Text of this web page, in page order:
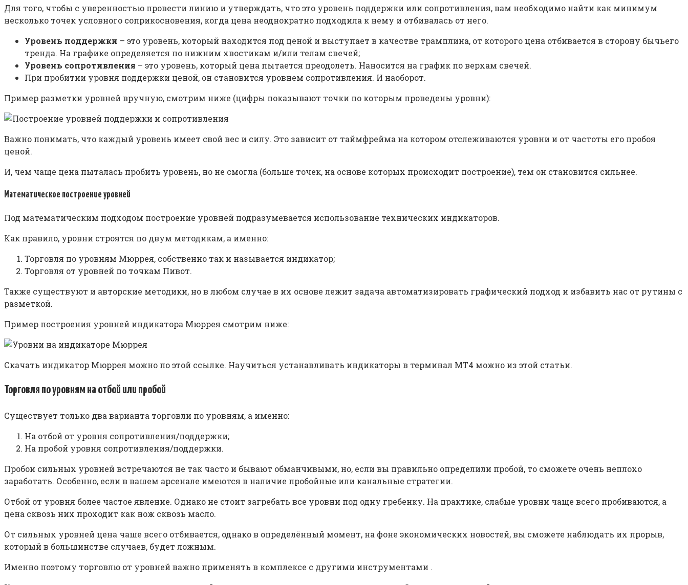
Для того, чтобы с уверенностью провести линию и утверждать, что это уровень поддержки или сопротивления, вам необходимо найти как минимум
несколько точек условного соприкосновения, когда цена неоднократно подходила к нему и отбивалась от него.
Уровень поддержки – это уровень, который находится под ценой и выступает в качестве трамплина, от которого цена отбивается в сторону бычьего
тренда. На графике определяется по нижним хвостикам и/или телам свечей;
Уровень сопротивления – это уровень, который цена пытается преодолеть. Наносится на график по верхам свечей.
При пробитии уровня поддержки ценой, он становится уровнем сопротивления. И наоборот.
Пример разметки уровней вручную, смотрим ниже (цифры показывают точки по которым проведены уровни):
Важно понимать, что каждый уровень имеет свой вес и силу. Это зависит от таймфрейма на котором отслеживаются уровни и от частоты его пробоя
ценой.
И, чем чаще цена пыталась пробить уровень, но не смогла (больше точек, на основе которых происходит построение), тем он становится сильнее.
Математическое построение уровней
Под математическим подходом построение уровней подразумевается использование технических индикаторов.
Как правило, уровни строятся по двум методикам, а именно:
Торговля по уровням Мюррея, собственно так и называется индикатор;
Торговля от уровней по точкам Пивот.
Также существуют и авторские методики, но в любом случае в их основе лежит задача автоматизировать графический подход и избавить нас от рутины с
разметкой.
Пример построения уровней индикатора Мюррея смотрим ниже:
Скачать индикатор Мюррея можно по этой ссылке. Научиться устанавливать индикаторы в терминал МТ4 можно из этой статьи.
Торговля по уровням на отбой или пробой
Существует только два варианта торговли по уровням, а именно:
На отбой от уровня сопротивления/поддержки;
На пробой уровня сопротивления/поддержки.
Пробои сильных уровней встречаются не так часто и бывают обманчивыми, но, если вы правильно определили пробой, то сможете очень неплохо
заработать. Особенно, если в вашем арсенале имеются в наличие пробойные или канальные стратегии.
Отбой от уровня более частое явление. Однако не стоит загребать все уровни под одну гребенку. На практике, слабые уровни чаще всего пробиваются, а
цена сквозь них проходит как нож сквозь масло.
От сильных уровней цена чаше всего отбивается, однако в определённый момент, на фоне экономических новостей, вы сможете наблюдать их прорыв,
который в большинстве случаев, будет ложным.
Именно поэтому торговлю от уровней важно применять в комплексе с другими инструментами .